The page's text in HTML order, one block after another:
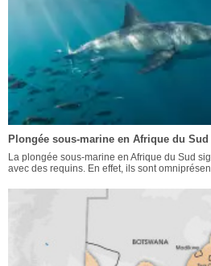
Plongée sous-marine en Afrique du Sud
La plongée sous-marine en Afrique du Sud
avec des requins. En effet, ils sont